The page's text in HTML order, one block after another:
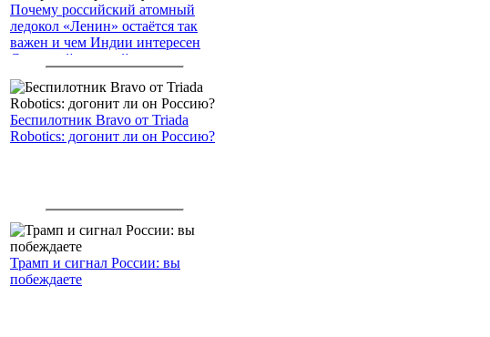
Почему российский атомный
ледокол «Ленин» остаётся так
важен и чем Индии интересен
Северный морской путь
Беспилотник Bravo от Triada
Robotics: догонит ли он Россию?
Трамп и сигнал России: вы
побеждаете